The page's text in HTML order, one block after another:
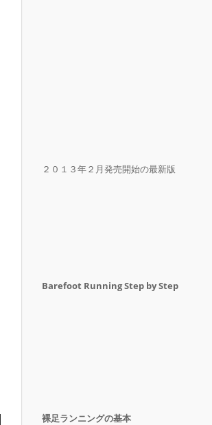
２０１３年２月発売開始の最新版
Barefoot Running Step by Step
裸足ランニングの基本